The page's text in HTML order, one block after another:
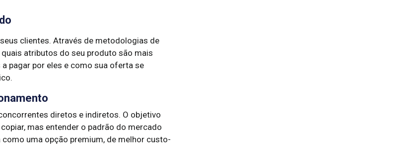
clientes. Através de metodologias de
atributos do seu produto são mais
pagar por eles e como sua oferta se
diretos e indiretos. O objetivo
copiar, mas entender o padrão do mercado
uma opção premium, de melhor custo-